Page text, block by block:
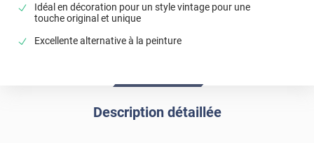
Idéal en décoration pour un style vintage pour une
touche original et unique
Excellente alternative à la peinture
Description détaillée